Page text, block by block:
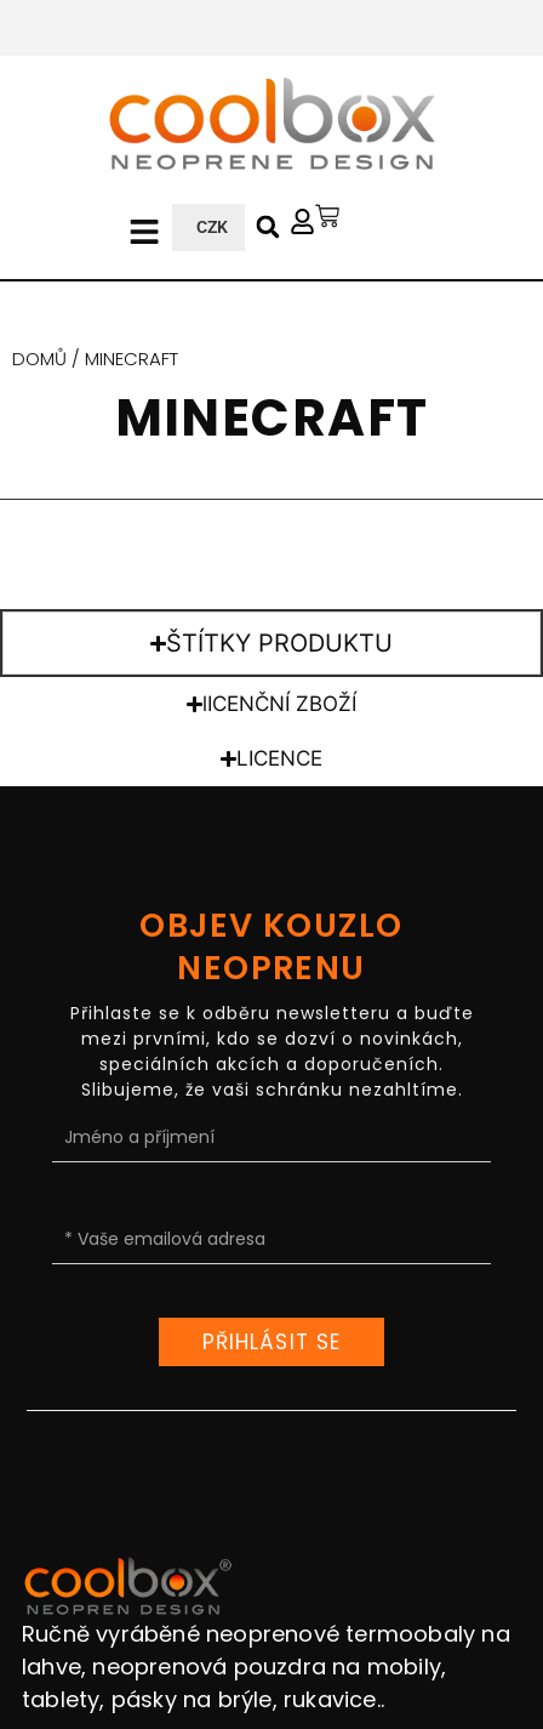
CZK
DOMŮ / MINECRAFT
MINECRAFT
ŠTÍTKY PRODUKTU
lICENČNÍ ZBOŽÍ
LICENCE
OBJEV KOUZLO
NEOPRENU
Přihlaste se k odběru newsletteru a buďte
mezi prvními, kdo se dozví o novinkách,
speciálních akcích a doporučeních.
Slibujeme, že vaši schránku nezahltíme.
PŘIHLÁSIT SE
Ručně vyráběné neoprenové termoobaly na
lahve, neoprenová pouzdra na mobily,
tablety, pásky na brýle, rukavice..